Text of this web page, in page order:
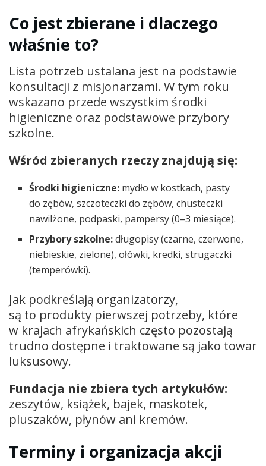
Co jest zbierane i dlaczego
właśnie to?
Lista potrzeb ustalana jest na podstawie
konsultacji z misjonarzami. W tym roku
wskazano przede wszystkim środki
higieniczne oraz podstawowe przybory
szkolne.
Wśród zbieranych rzeczy znajdują się:
Środki higieniczne: mydło w kostkach, pasty
do zębów, szczoteczki do zębów, chusteczki
nawilżone, podpaski, pampersy (0–3 miesiące).
Przybory szkolne:długopisy (czarne, czerwone,
niebieskie, zielone), ołówki, kredki, strugaczki
(temperówki).
Jak podkreślają organizatorzy,
są to produkty pierwszej potrzeby, które
w krajach afrykańskich często pozostają
trudno dostępne i traktowane są jako towar
luksusowy.
Fundacja nie zbiera tych artykułów:
zeszytów, książek, bajek, maskotek,
pluszaków, płynów ani kremów.
Terminy i organizacja akcji